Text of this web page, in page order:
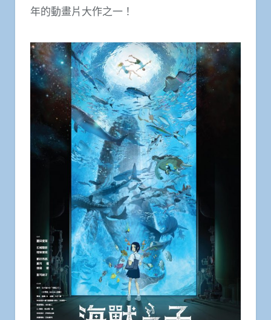
年的動畫片大作之一！